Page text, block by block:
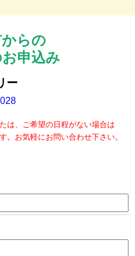
らの
申込み
ー
は、ご希望の日程がない場合は
。お気軽にお問い合わせ下さい。